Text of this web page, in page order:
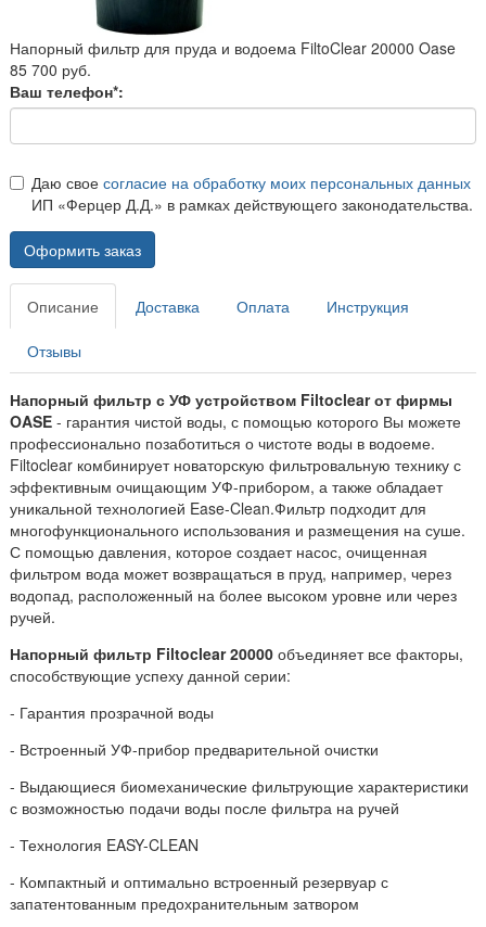
Напорный фильтр для пруда и водоема FiltoClear 20000 Oase
85 700 руб.
Ваш телефон*:
Даю свое согласие на обработку моих персональных данных
ИП «Ферцер Д.Д.» в рамках действующего законодательства.
Оформить заказ
Описание Доставка Оплата Инструкция
Отзывы
Напорный фильтр с УФ устройством Filtoclear от фирмы
OASE - гарантия чистой воды, с помощью которого Вы можете
профессионально позаботиться о чистоте воды в водоеме.
Filtoclear комбинирует новаторскую фильтровальную технику с
эффективным очищающим УФ-прибором, а также обладает
уникальной технологией Ease-Clean.Фильтр подходит для
многофункционального использования и размещения на суше.
С помощью давления, которое создает насос, очищенная
фильтром вода может возвращаться в пруд, например, через
водопад, расположенный на более высоком уровне или через
ручей.
Напорный фильтр Filtoclear 20000 объединяет все факторы,
способствующие успеху данной серии:
- Гарантия прозрачной воды
- Встроенный УФ-прибор предварительной очистки
- Выдающиеся биомеханические фильтрующие характеристики
с возможностью подачи воды после фильтра на ручей
- Технология EASY-CLEAN
- Компактный и оптимально встроенный резервуар с
запатентованным предохранительным затвором